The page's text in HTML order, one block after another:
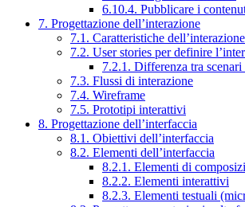
6.10.4. Pubblicare i
7. Progettazione dell’interazione
7.1. Caratteristiche dell’interazione
7.2. User stories per definire
7.2.1. Differenza tra scenari
7.3. Flussi di interazione
7.4. Wireframe
7.5. Prototipi interattivi
8. Progettazione dell’interfaccia
8.1. Obiettivi dell’interfaccia
8.2. Elementi dell’interfaccia
8.2.1. Elementi di
8.2.2. Elementi interattivi
8.2.3. Elementi testuali